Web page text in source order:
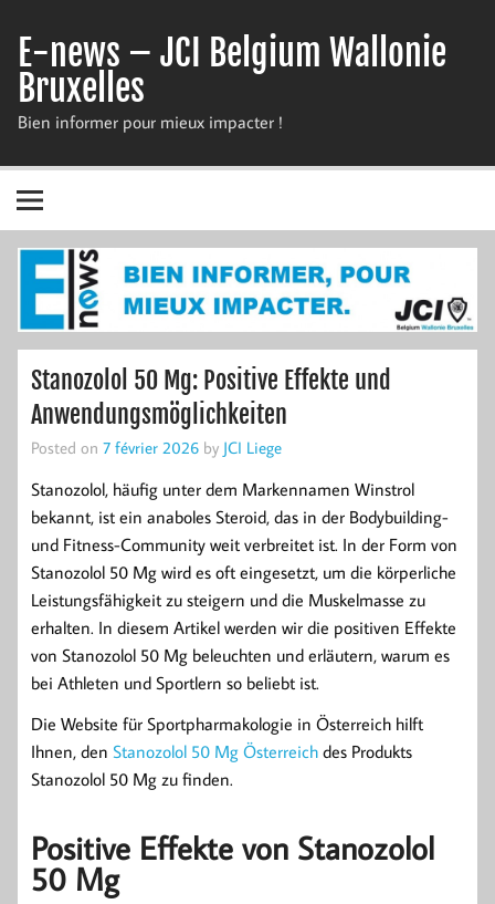
content
E-news – JCI Belgium Wallonie
Bruxelles
Bien informer pour mieux impacter !
Stanozolol 50 Mg: Positive Effekte und
Anwendungsmöglichkeiten
Posted on 7 février 2026 by JCI Liege
Stanozolol, häufig unter dem Markennamen Winstrol
bekannt, ist ein anaboles Steroid, das in der Bodybuilding-
und Fitness-Community weit verbreitet ist. In der Form von
Stanozolol 50 Mg wird es oft eingesetzt, um die körperliche
Leistungsfähigkeit zu steigern und die Muskelmasse zu
erhalten. In diesem Artikel werden wir die positiven Effekte
von Stanozolol 50 Mg beleuchten und erläutern, warum es
bei Athleten und Sportlern so beliebt ist.
Die Website für Sportpharmakologie in Österreich hilft
Ihnen, den Stanozolol 50 Mg Österreich des Produkts
Stanozolol 50 Mg zu finden.
Positive Effekte von Stanozolol
50 Mg